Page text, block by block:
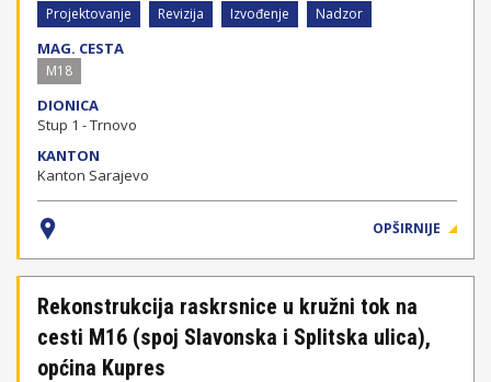
Projektovanje Revizija Izvođenje Nadzor
MAG. CESTA
M18
DIONICA
Stup 1 - Trnovo
KANTON
Kanton Sarajevo
OPŠIRNIJE
Rekonstrukcija raskrsnice u kružni tok na
cesti M16 (spoj Slavonska i Splitska ulica),
općina Kupres